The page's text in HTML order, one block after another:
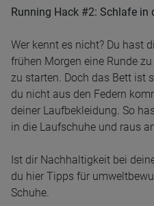
Running Hack #2: Schlafe in
Wer kennt es nicht? Du hast
frühen Morgen eine Runde
zu starten. Doch das Bett ist
du nicht aus den Federn
deiner Laufbekleidung. So
in die Laufschuhe und raus
Ist dir Nachhaltigkeit bei
du hier Tipps für
Schuhe.